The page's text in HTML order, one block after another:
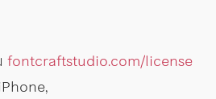
fontcraftstudio.com/license